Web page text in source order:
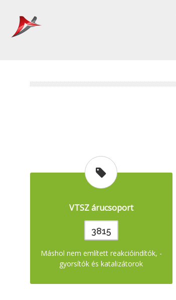
VTSZ árucsoport
3815
Máshol nem említett reakcióindítók, -
gyorsítók és katalizátorok